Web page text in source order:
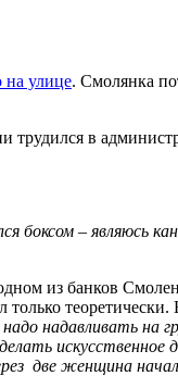
на улице. Смолянка
в
боксом – являюсь
из банков
теоретически.
надавливать на
две женщина